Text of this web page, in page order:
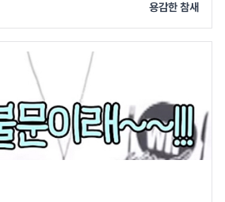
용감한 참새